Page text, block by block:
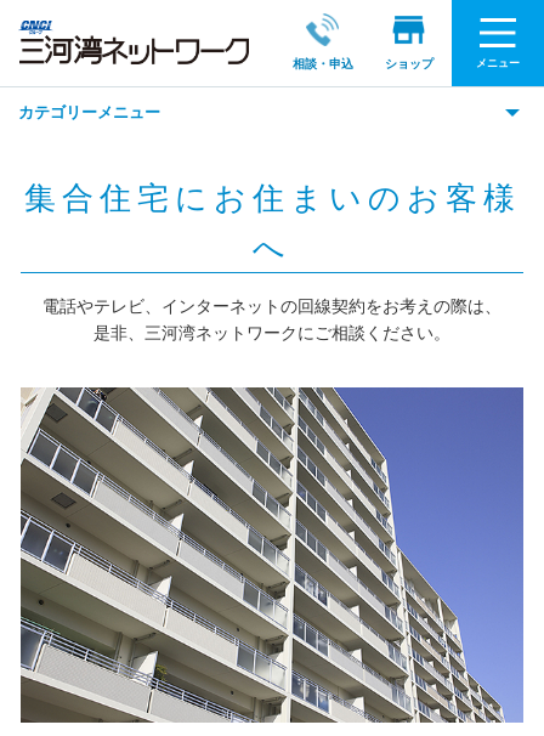
相談・申込 ショップ メニュー
カテゴリーメニュー
集合住宅にお住まいのお客様
へ
電話やテレビ、インターネットの回線契約をお考えの際は、
是非、三河湾ネットワークにご相談ください。